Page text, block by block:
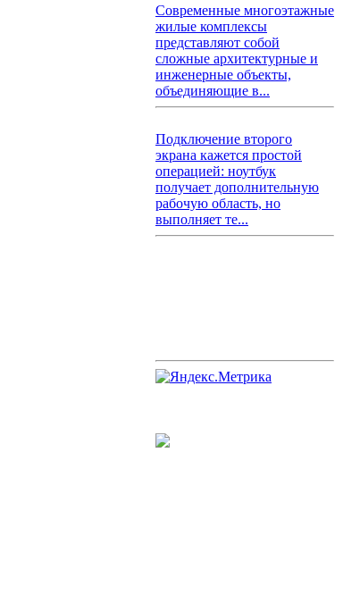
Современные многоэтажные
жилые комплексы
представляют собой
сложные архитектурные и
инженерные объекты,
объединяющие в...
Подключение второго
экрана кажется простой
операцией: ноутбук
получает дополнительную
рабочую область, но
выполняет те...